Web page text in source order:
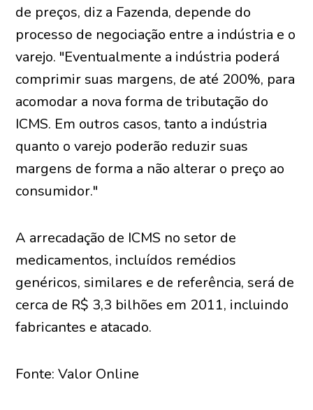
de preços, diz a Fazenda, depende do
processo de negociação entre a indústria e o
varejo. "Eventualmente a indústria poderá
comprimir suas margens, de até 200%, para
acomodar a nova forma de tributação do
ICMS. Em outros casos, tanto a indústria
quanto o varejo poderão reduzir suas
margens de forma a não alterar o preço ao
consumidor."
A arrecadação de ICMS no setor de
medicamentos, incluídos remédios
genéricos, similares e de referência, será de
cerca de R$ 3,3 bilhões em 2011, incluindo
fabricantes e atacado.
Fonte: Valor Online